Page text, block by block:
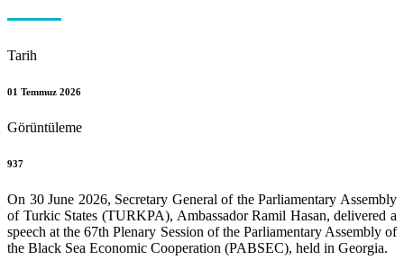
Tarih
01 Temmuz 2026
Görüntüleme
937
On 30 June 2026, Secretary General of the Parliamentary Assembly
of Turkic States (TURKPA), Ambassador Ramil Hasan, delivered a
speech at the 67th Plenary Session of the Parliamentary Assembly of
the Black Sea Economic Cooperation (PABSEC), held in Georgia.